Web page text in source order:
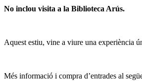
No inclou visita a la Biblioteca Arús.
Aquest estiu, vine a viure una experiència
Més informació i compra d’entrades al